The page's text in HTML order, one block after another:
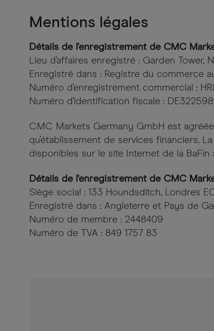
Mentions légales
Détails de l'enregistrement de CMC
Lieu d'affaires enregistré : Garden Tower,
Enregistré dans : Registre du commerce
Numéro d'enregistrement commercial :
Numéro d'identification fiscale :
CMC Markets Germany GmbH est
qu'établissement de services financiers.
disponibles sur le site Internet de la BaFin
Détails de l'enregistrement de CMC
Siège social : 133 Houndsditch, Londres
Enregistré dans : Angleterre et Pays de
Numéro de membre : 2448409
Numéro de TVA : 849 1757 83